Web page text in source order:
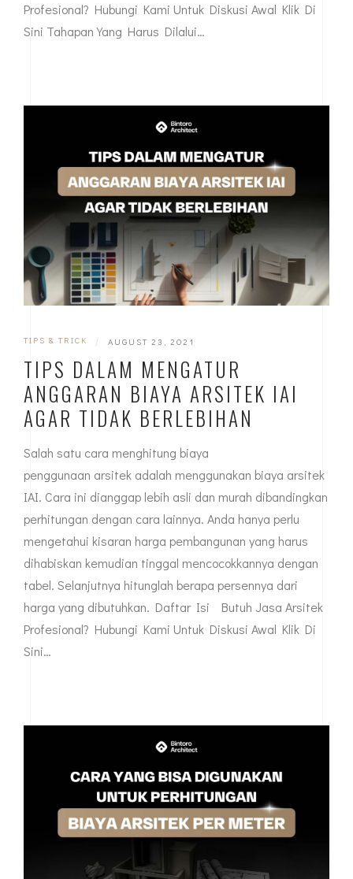
Profesional? Hubungi Kami Untuk Diskusi Awal Klik Di
Sini Tahapan Yang Harus Dilalui…
TIPS & TRICK | AUGUST 23, 2021
TIPS DALAM MENGATUR
ANGGARAN BIAYA ARSITEK IAI
AGAR TIDAK BERLEBIHAN
Salah satu cara menghitung biaya
penggunaan arsitek adalah menggunakan biaya arsitek
IAI. Cara ini dianggap lebih asli dan murah dibandingkan
perhitungan dengan cara lainnya. Anda hanya perlu
mengetahui kisaran harga pembangunan yang harus
dihabiskan kemudian tinggal mencocokkannya dengan
tabel. Selanjutnya hitunglah berapa persennya dari
harga yang dibutuhkan. Daftar Isi Butuh Jasa Arsitek
Profesional? Hubungi Kami Untuk Diskusi Awal Klik Di
Sini…